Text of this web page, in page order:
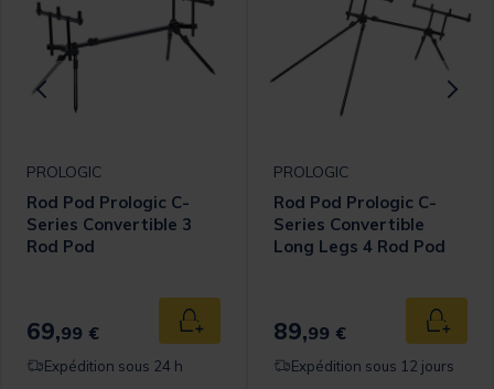
panier
PROLOGIC
Rod Pod Prologic C-
Series Convertible 3
Rod Pod
69,99 € Ajouter au panier
Expédition sous 24 h
PROLOGIC
Rod Pod Prologic C-
Series Convertible
Long Legs 4 Rod Pod
89,99 €
Expédition sous 12 jours